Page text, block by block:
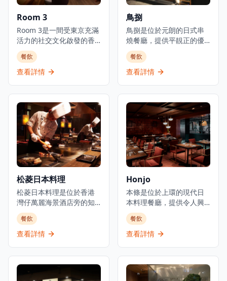
Room 3
Room 3是一間受東京充滿
活力的社交文化啟發的香
港都市美食酒吧，提供日
式小食以及豐富的葡萄
酒、威士忌、優質清酒和
花板，營造出優雅的用餐
和飲酒氛圍。以日式融合
料理聞名，Room 3提供晚
餐服務，專注於燒烤類食
品和酒吧美食，是本地人
和遊客的熱門目的地。這
家establishment既是餐廳
地帶提供精緻的都市用餐
體驗。
餐飲
查看詳情
鳥捌
鳥捌是位於元朗的日式串
燒餐廳，提供平靚正的優
質日本料理，是體驗正宗
日式美食的理想選擇。餐
廳主打新鮮刺身、炭火串
都展現最佳的風味和品
質。位於元朗舊木綿校服
位置，這間餐廳提供正宗
的日式用餐體驗，晚市主
打刺身、串燒等，亦有廚
師發辦，全部都用了時令
魚料及食材。餐廳環境溫
與朋友共聚，享受傳統日
式料理的魅力。餐廳以在
元朗區提供高性價比的日
本料理而聞名，無論是想
要品嚐新鮮刺身還是享受
炭火串燒的獨特風味，鳥
餐飲
查看詳情
松菱日本料理
松菱日本料理是位於香港
灣仔萬麗海景酒店旁的知
名餐廳，是體驗正宗日式
鐵板燒的頂級選擇。餐廳
以精緻的傳統日本料理和
燒宴席已有超過35年的歷
史，深受本地食客和遊客
餐飲
查看詳情
Honjo
本條是位於上環的現代日
本料理餐廳，提供令人興
奮且多元化的日本料理，
以全新的動感風味重新詮
釋。餐廳採用包容性的飲
多種菜式，包括壽司、亞
洲融合菜和健康選擇，並
餐飲
查看詳情